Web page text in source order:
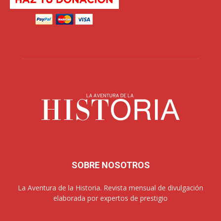
SOBRE NOSOTROS
La Aventura de la Historia. Revista mensual de divulgación
elaborada por expertos de prestigio